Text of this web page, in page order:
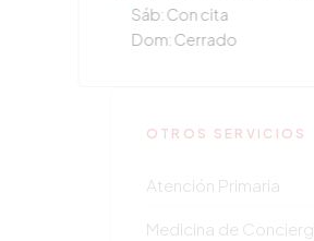
Sáb: Con cita
Dom: Cerrado
OTROS SERVICIOS
Atención Primaria
Medicina de Concierge